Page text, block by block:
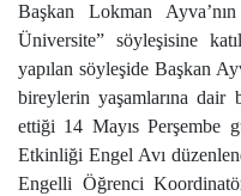
Başkan Lokman
Üniversite” söyleşisine
yapılan söyleşide Başkan
bireylerin yaşamlarına dair
ettiği 14 Mayıs Perşembe
Etkinliği Engel Avı
Engelli Öğrenci